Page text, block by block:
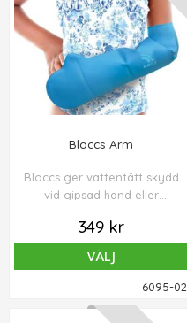
Bloccs Arm
Bloccs ger vattentätt skydd
vid gipsad hand eller
vid dusch och bad! Snabb
leverans, lägg din order
innan kl 13.00 och vi skickar
samma dag (vardag).
349 kr
VÄLJ
6095-02